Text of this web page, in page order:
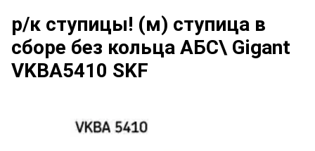
р/к ступицы! (м) ступица в
сборе без кольца АБС\ Gigant
VKBA5410 SKF